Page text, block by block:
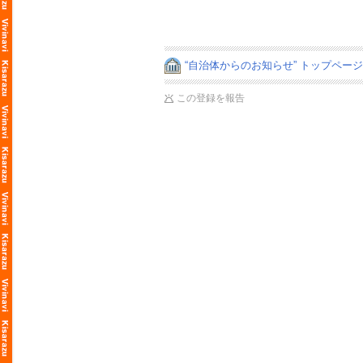
“自治体からのお知らせ” トップペー
この登録を報告